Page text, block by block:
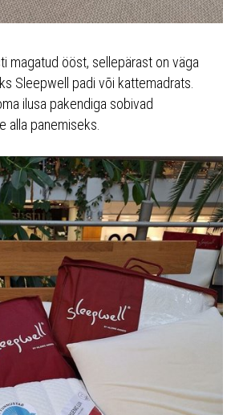
magatud ööst, sellepärast on väga
Sleepwell padi või kattemadrats.
ilusa pakendiga sobivad
alla panemiseks.